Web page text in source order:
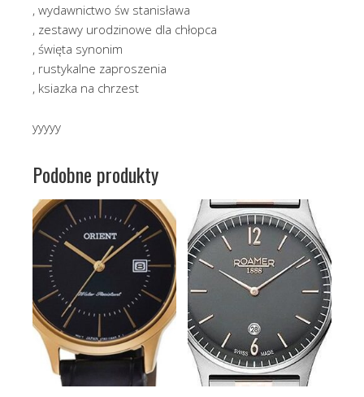
, wydawnictwo św stanisława
, zestawy urodzinowe dla chłopca
, święta synonim
, rustykalne zaproszenia
, ksiazka na chrzest
yyyyy
Podobne produkty